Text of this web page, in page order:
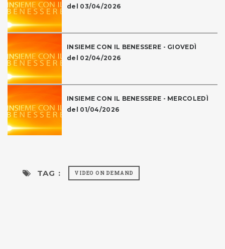
del 03/04/2026
INSIEME CON IL BENESSERE - GIOVEDÌ
del 02/04/2026
INSIEME CON IL BENESSERE - MERCOLEDÌ
del 01/04/2026
TAG : VIDEO ON DEMAND